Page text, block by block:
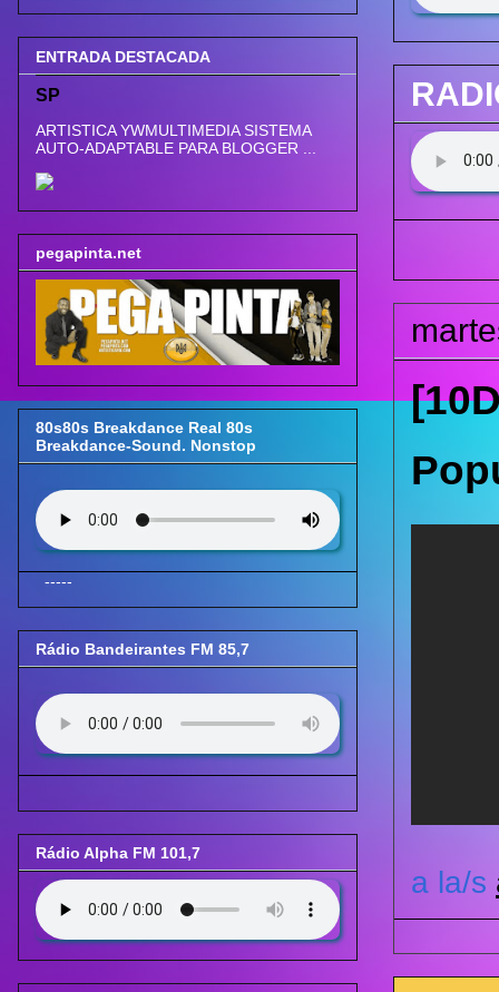
a la/s
ENTRADA DESTACADA
SP
ARTISTICA YWMULTIMEDIA SISTEMA
AUTO-ADAPTABLE PARA BLOGGER ...
pegapinta.net
80s80s Breakdance Real 80s
Breakdance-Sound. Nonstop
-----
Rádio Bandeirantes FM 85,7
Rádio Alpha FM 101,7